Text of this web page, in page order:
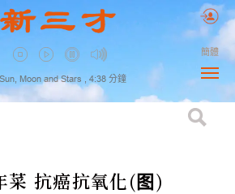
Sun, Moon and Stars , 4:38 分鐘
簡體
菜 抗癌抗氧化(图)